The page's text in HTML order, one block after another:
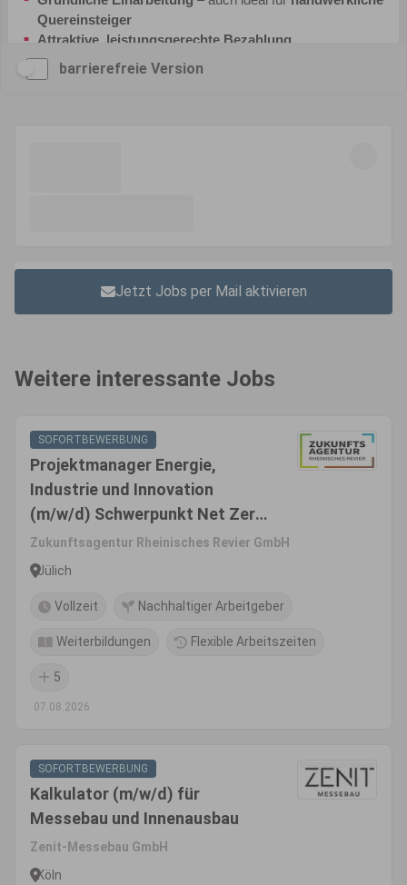
barrierefreie Version
Jetzt Jobs per Mail aktivieren
Weitere interessante Jobs
SOFORTBEWERBUNG
Projektmanager Energie,
Industrie und Innovation
(m/w/d) Schwerpunkt Net Zero
Valley
Zukunftsagentur Rheinisches Revier GmbH
Jülich
Vollzeit Nachhaltiger Arbeitgeber
Weiterbildungen Flexible Arbeitszeiten
5
07.08.2026
SOFORTBEWERBUNG
Kalkulator (m/w/d) für
Messebau und Innenausbau
Zenit-Messebau GmbH
Köln